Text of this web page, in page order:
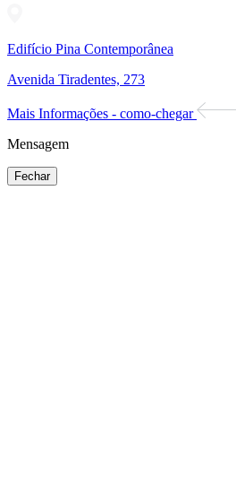
Edifício Pina Contemporânea
Avenida Tiradentes, 273
Mais Informações - como-chegar
Mensagem
Fechar